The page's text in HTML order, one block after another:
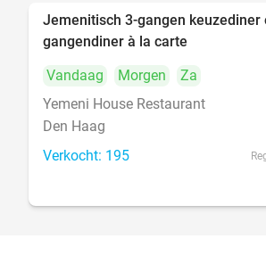
Jemenitisch 3-gangen keuzediner
gangendiner à la carte
Vandaag
Morgen
Za
Yemeni House Restaurant
Den Haag
Verkocht: 195